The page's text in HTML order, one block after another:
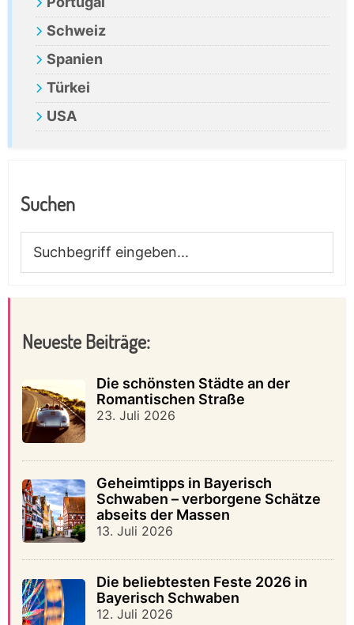
Schweiz
Spanien
Türkei
USA
Suchen
eingeben...
Neueste Beiträge:
Die schönsten Städte an der
Romantischen Straße
23. Juli 2026
Geheimtipps in Bayerisch
Schwaben – verborgene Schätze
abseits der Massen
13. Juli 2026
Die beliebtesten Feste 2026 in
Bayerisch Schwaben
12. Juli 2026